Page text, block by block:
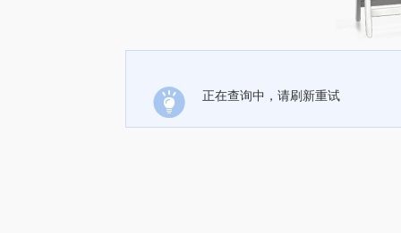
正在查询中，请刷新重试